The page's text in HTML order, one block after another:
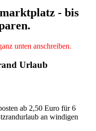
- bis
unten anschreiben.
Urlaub
ab 2,50 Euro für 6
an windigen